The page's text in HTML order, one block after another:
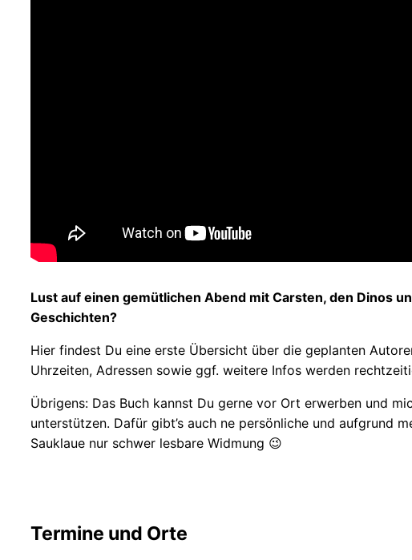
Lust auf einen gemütlichen Abend mit Carsten, den Dinos
Geschichten?
Hier findest Du eine erste Übersicht über die geplanten
Uhrzeiten, Adressen sowie ggf. weitere Infos werden
Übrigens: Das Buch kannst Du gerne vor Ort erwerben und
unterstützen. Dafür gibt’s auch ne persönliche und aufgrund
Sauklaue nur schwer lesbare Widmung 😉Dein Exemplar bestellen
Termine und Orte